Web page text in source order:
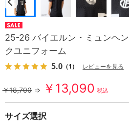
25-26 バイエルン・ミュンヘ
クユニフォーム
5.0 （1） レビューを見る
￥18,700 ⇒ ￥13,090 税込
サイズ選択